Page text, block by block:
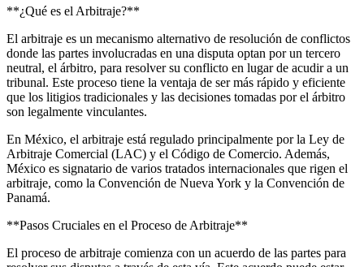
**¿Qué es el Arbitraje?**
El arbitraje es un mecanismo alternativo de resolución de conflictos
donde las partes involucradas en una disputa optan por un tercero
neutral, el árbitro, para resolver su conflicto en lugar de acudir a un
tribunal. Este proceso tiene la ventaja de ser más rápido y eficiente
que los litigios tradicionales y las decisiones tomadas por el árbitro
son legalmente vinculantes.
En México, el arbitraje está regulado principalmente por la Ley de
Arbitraje Comercial (LAC) y el Código de Comercio. Además,
México es signatario de varios tratados internacionales que rigen el
arbitraje, como la Convención de Nueva York y la Convención de
Panamá.
**Pasos Cruciales en el Proceso de Arbitraje**
El proceso de arbitraje comienza con un acuerdo de las partes para